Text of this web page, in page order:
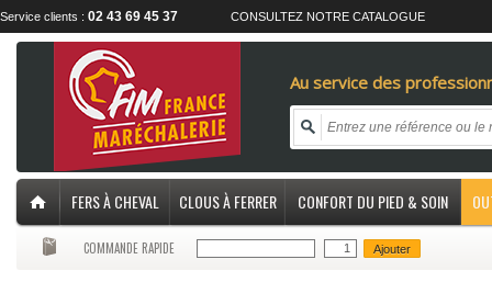
Service clients : 02 43 69 45 37 CONSULTEZ NOTRE CATALOGUE
Au service des
FERS À CHEVAL CLOUS À FERRER CONFORT DU PIED & SOIN
COMMANDE RAPIDE Ajouter